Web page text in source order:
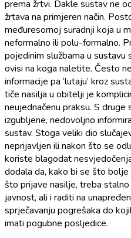
prema žrtvi. Dakle sustav ne
žrtava na primjeren način.
međuresornoj suradnji koja u
neformalno ili polu-formalno.
pojedinim službama u sustavu
ovisi na koga naletite. Često
informacije pa ‘lutaju’ kroz
tiče nasilja u obitelji je
neujednačenu praksu. S
izgubljene, nedovoljno
sustav. Stoga veliki dio
neprijavljen ili nakon što se
koriste blagodat
dodala da, kako bi se što
što prijave nasilje, treba
javnost, ali i raditi na
sprječavanju pogrešaka do
imati pogubne posljedice.